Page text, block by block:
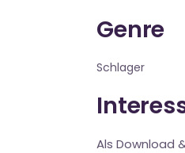
Genre
Schlager
Als Download